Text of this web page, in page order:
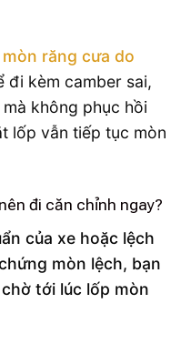
mòn răng cưa do
đi kèm camber sai,
không phục hồi
lốp vẫn tiếp tục mòn
đi căn chỉnh ngay?
của xe hoặc lệch
mòn lệch, bạn
tới lúc lốp mòn